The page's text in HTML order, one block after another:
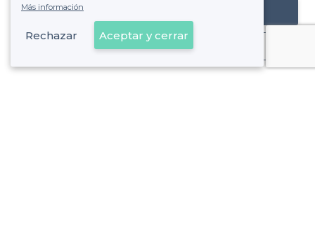
Registrar mi establecimiento
Ya es cliente
Más información
Rechazar Aceptar y cerrar